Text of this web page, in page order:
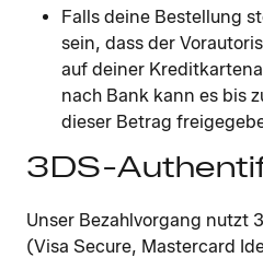
Falls deine Bestellung
sein, dass der
auf deiner
nach Bank kann es bis
dieser Betrag
3DS-
Unser Bezahlvorgang nutzt
(Visa Secure, Mastercard